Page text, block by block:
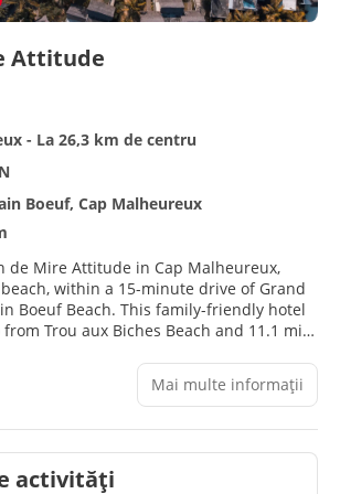
Attitude
- La 26,3 km de centru
Boeuf, Cap Malheureux
de Mire Attitude in Cap Malheureux,
within a 15-minute drive of Grand
This family-friendly hotel
from Trou aux Biches Beach and 11.1 mi
a visit to the spa, which offers
and facials. You're sure to
amenities, which include 2
tennis court, and a fitness center.
at this hotel include complimentary
Mai multe informații
activități